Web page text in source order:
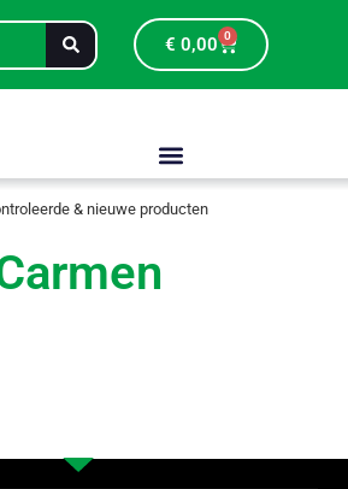
€ 0,00 0
& nieuwe producten